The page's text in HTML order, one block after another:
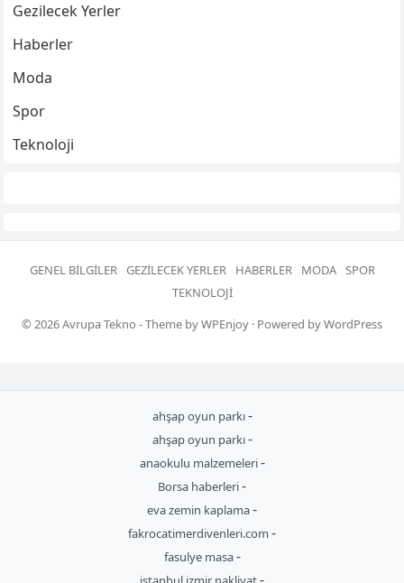
Gezilecek Yerler
Haberler
Moda
Spor
Teknoloji
GENEL BILGILER GEZILECEK YERLER HABERLER MODA SPOR
TEKNOLOJI
© 2026Avrupa Tekno - Theme byWPEnjoy · Powered byWordPress
ahşap oyun parkı-
ahşap oyun parkı-
anaokulu malzemeleri-
Borsa haberleri-
eva zemin kaplama-
fakrocatimerdivenleri.com -
fasulye masa-